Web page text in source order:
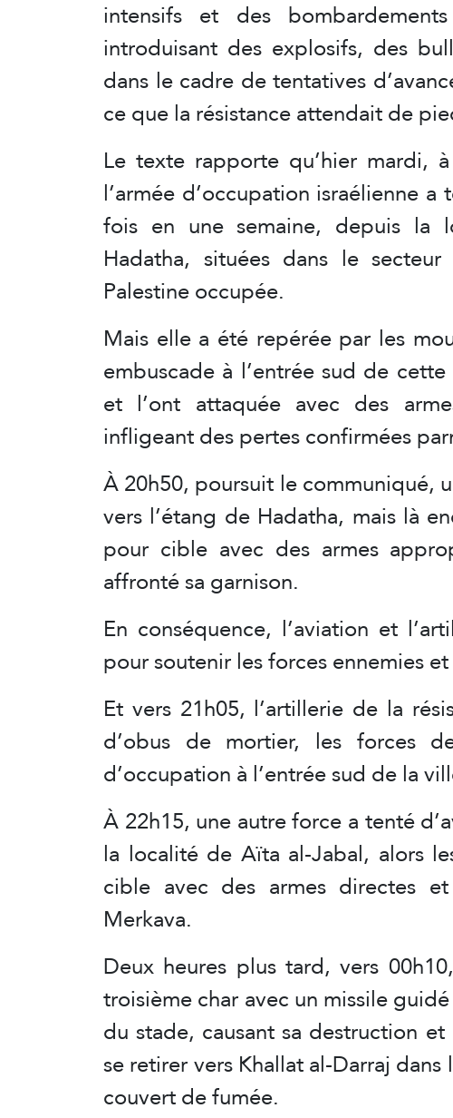
intensifs et des
introduisant des explosifs, des
dans le cadre de tentatives
ce que la résistance attendait de
Le texte rapporte qu’hier mardi,
l’armée d’occupation israélienne
fois en une semaine, depuis la
Hadatha, situées dans le
Palestine occupée.
Mais elle a été repérée par les
embuscade à l’entrée sud de
et l’ont attaquée avec des
infligeant des pertes confirmées
À 20h50, poursuit le communiqué,
vers l’étang de Hadatha, mais là
pour cible avec des armes
affronté sa garnison.
En conséquence, l’aviation et
pour soutenir les forces ennemies
Et vers 21h05, l’artillerie de la
d’obus de mortier, les forces
d’occupation à l’entrée sud de la
À 22h15, une autre force a tenté
la localité de Aïta al-Jabal, alors
cible avec des armes directes
Merkava.
Deux heures plus tard, vers
troisième char avec un missile
du stade, causant sa destruction
se retirer vers Khallat al-Darraj
couvert de fumée.